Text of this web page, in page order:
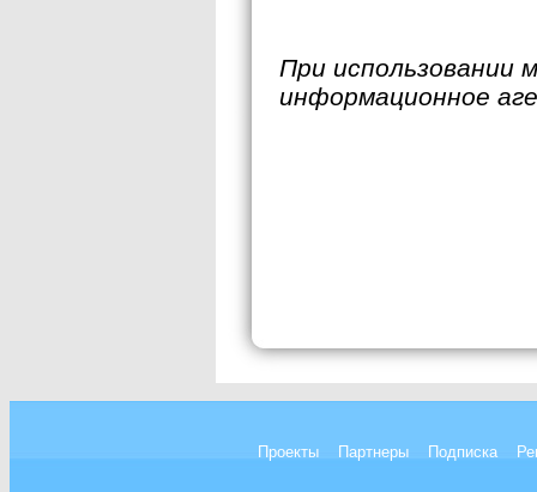
При использовании
информационное
Проекты Партнеры Подписка